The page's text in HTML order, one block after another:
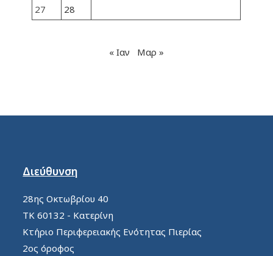
27
28
« Ιαν Μαρ »
Διεύθυνση
28ης Οκτωβρίου 40
ΤΚ 60132 - Κατερίνη
Κτήριο Περιφερειακής Ενότητας Πιερίας
2ος όροφος